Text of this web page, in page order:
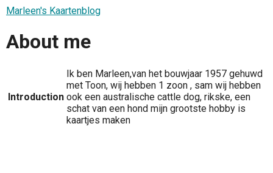
Marleen's Kaartenblog
About me
Introduction
Ik ben Marleen,van het bouwjaar 1957 gehuwd
met Toon, wij hebben 1 zoon , sam wij hebben
ook een australische cattle dog, rikske, een
schat van een hond mijn grootste hobby is
kaartjes maken